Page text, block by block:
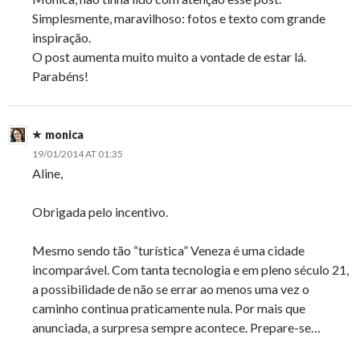
Simplesmente, maravilhoso: fotos e texto com grande
inspiração.
O post aumenta muito muito a vontade de estar lá.
Parabéns!
monica
19/01/2014 AT 01:35
Aline,
Obrigada pelo incentivo.
Mesmo sendo tão “turística” Veneza é uma cidade
incomparável. Com tanta tecnologia e em pleno século 21,
a possibilidade de não se errar ao menos uma vez o
caminho continua praticamente nula. Por mais que
anunciada, a surpresa sempre acontece. Prepare-se…